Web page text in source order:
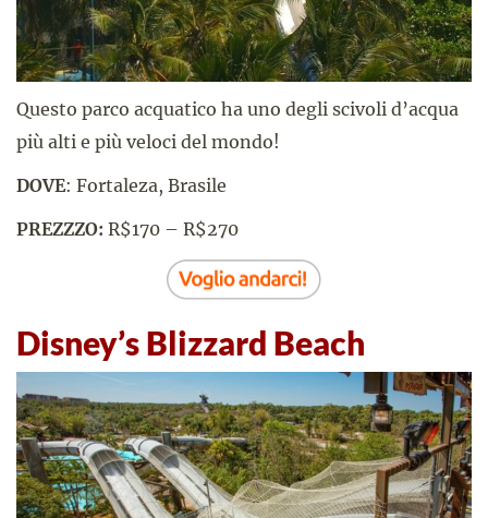
Questo parco acquatico ha uno degli scivoli d’acqua
più alti e più veloci del mondo!
DOVE: Fortaleza, Brasile
PREZZZO: R$170 – R$270
Disney’s Blizzard Beach